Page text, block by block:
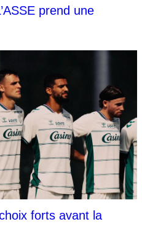
prend une
forts avant la